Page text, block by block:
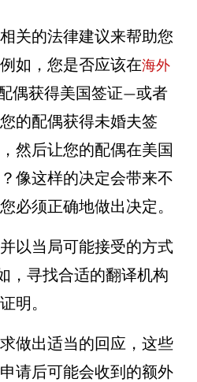
关的法律建议来帮助您
如，您是否应该在海外
偶获得美国签证—或者
的配偶获得未婚夫签
然后让您的配偶在美国
像这样的决定会带来不
必须正确地做出决定。
以当局可能接受的方式
寻找合适的翻译机构
明。
做出适当的回应，这些
请后可能会收到的额外